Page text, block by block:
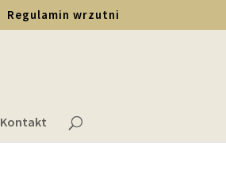
Regulamin wrzutni
Kontakt